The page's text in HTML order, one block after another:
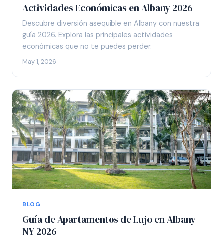
Actividades Económicas en Albany 2026
Descubre diversión asequible en Albany con nuestra
guía 2026. Explora las principales actividades
económicas que no te puedes perder.
May 1, 2026
BLOG
Guía de Apartamentos de Lujo en Albany
NY 2026